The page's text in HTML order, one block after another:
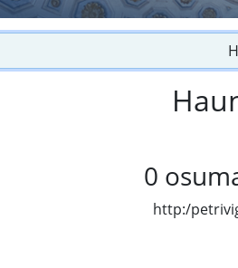
0
http:/